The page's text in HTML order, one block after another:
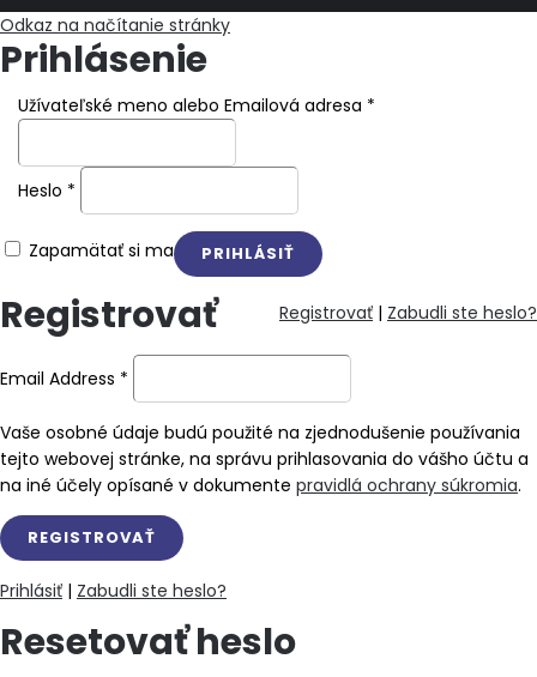
Odkaz na načítanie stránky
Prihlásenie
Užívateľské meno alebo Emailová adresa *
Heslo *
Zapamätať si ma
Registrovať | Zabudli ste heslo?
Registrovať
Email Address *
Vaše osobné údaje budú použité na zjednodušenie používania
tejto webovej stránke, na správu prihlasovania do vášho účtu a
na iné účely opísané v dokumente pravidlá ochrany súkromia.
Prihlásiť | Zabudli ste heslo?
Resetovať heslo